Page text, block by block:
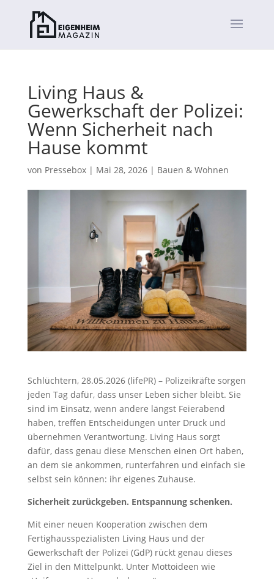
Living Haus &
Gewerkschaft der Polizei:
Wenn Sicherheit nach
Hause kommt
von Pressebox| Mai 28, 2026| Bauen & Wohnen
Schlüchtern, 28.05.2026 (lifePR) – Polizeikräfte sorgen
jeden Tag dafür, dass unser Leben sicher bleibt. Sie
sind im Einsatz, wenn andere längst Feierabend
haben, treffen Entscheidungen unter Druck und
übernehmen Verantwortung. Living Haus sorgt
dafür, dass genau diese Menschen einen Ort haben,
an dem sie ankommen, runterfahren und einfach sie
selbst sein können: ihr eigenes Zuhause.
Sicherheit zurückgeben. Entspannung schenken.
Mit einer neuen Kooperation zwischen dem
Fertighausspezialisten Living Haus und der
Gewerkschaft der Polizei (GdP) rückt genau dieses
Ziel in den Mittelpunkt. Unter Mottoideen wie